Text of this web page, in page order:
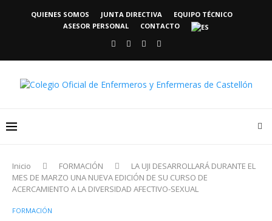
QUIENES SOMOS JUNTA DIRECTIVA
EQUIPO TÉCNICO
ASESOR PERSONAL
CONTACTO
Inicio FORMACIÓN
LA UJI DESARROLLARÁ DURANTE EL
MES DE MARZO UNA NUEVA EDICIÓN DE SU CURSO DE
ACERCAMIENTO A LA DIVERSIDAD AFECTIVO-SEXUAL
FORMACIÓN